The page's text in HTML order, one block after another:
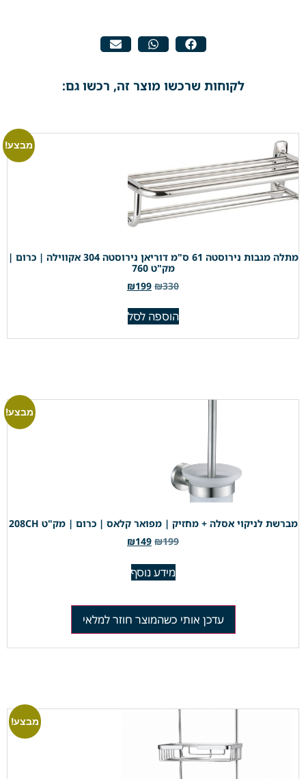
לקוחות שרכשו מוצר זה, רכשו גם:
מבצע!
מתלה מגבות נירוסטה 61 ס"מ דוריאן נירוסטה 304 אקווילה | כרום |
מק"ט 760
₪330
₪199
הוספה לסל
מבצע!
מברשת לניקוי אסלה + מחזיק | מפואר קלאס | כרום | מק"ט 208CH
₪199
₪149
מידע נוסף
עדכן אותי כשהמוצר חוזר למלאי
מבצע!